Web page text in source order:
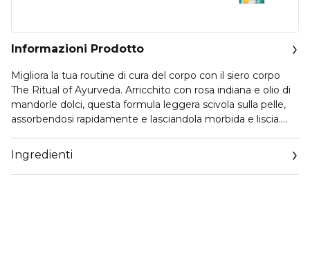
Informazioni Prodotto
Migliora la tua routine di cura del corpo con il siero corpo
The Ritual of Ayurveda. Arricchito con rosa indiana e olio di
mandorle dolci, questa formula leggera scivola sulla pelle,
assorbendosi rapidamente e lasciandola morbida e liscia.
trattenere l'idratazione e a rafforzare la barriera naturale
della pelle, proteggendola dalla secchezza. L'Ashwagandha
aiuta a calmare e donare comfort alla pelle, mentre la
Ingredienti